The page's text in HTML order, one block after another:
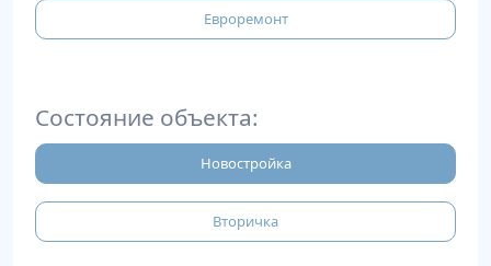
Евроремонт
Состояние объекта:
Новостройка
Вторичка